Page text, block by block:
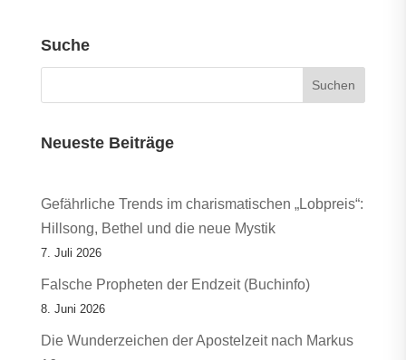
Suche
Neueste Beiträge
Gefährliche Trends im charismatischen „Lobpreis“:
Hillsong, Bethel und die neue Mystik
7. Juli 2026
Falsche Propheten der Endzeit (Buchinfo)
8. Juni 2026
Die Wunderzeichen der Apostelzeit nach Markus